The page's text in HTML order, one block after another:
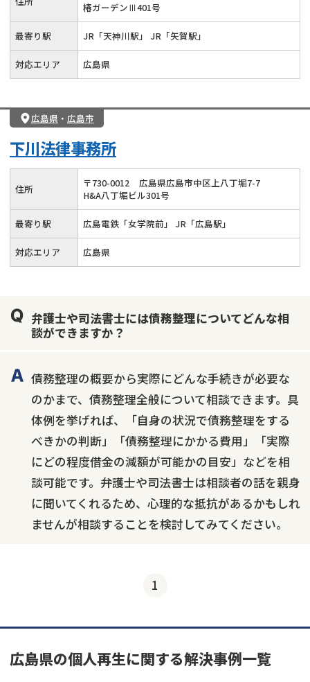
椿ガーデンⅢ401号
最寄り駅 JR「天神川駅」 JR「矢賀駅」
対応エリア 広島県
広島県 ・ 広島市
下川法律事務所
住所 〒730-0012
広島県広島市中区上八丁堀7-7
H&A八丁堀ビル301号
最寄り駅 広島電鉄「女学院前」 JR「広島駅」
対応エリア 広島県
弁護士や司法書士には債務整理についてどんな相
談ができますか？
債務整理の概要から実際にどんな手続きが必要な
のかまで、債務整理全般について相談できます。具
体例を挙げれば、「自身の状況で債務整理をする
べきかの判断」「債務整理にかかる費用」「実際
にどの程度借金の減額が可能かの目安」などを相
談可能です。弁護士や司法書士は相談者の話を親身
に聞いてくれるため、心理的な抵抗があるかもしれ
ませんが相談することを検討してみてください。
1
広島県の個人再生に関する解決事例一覧